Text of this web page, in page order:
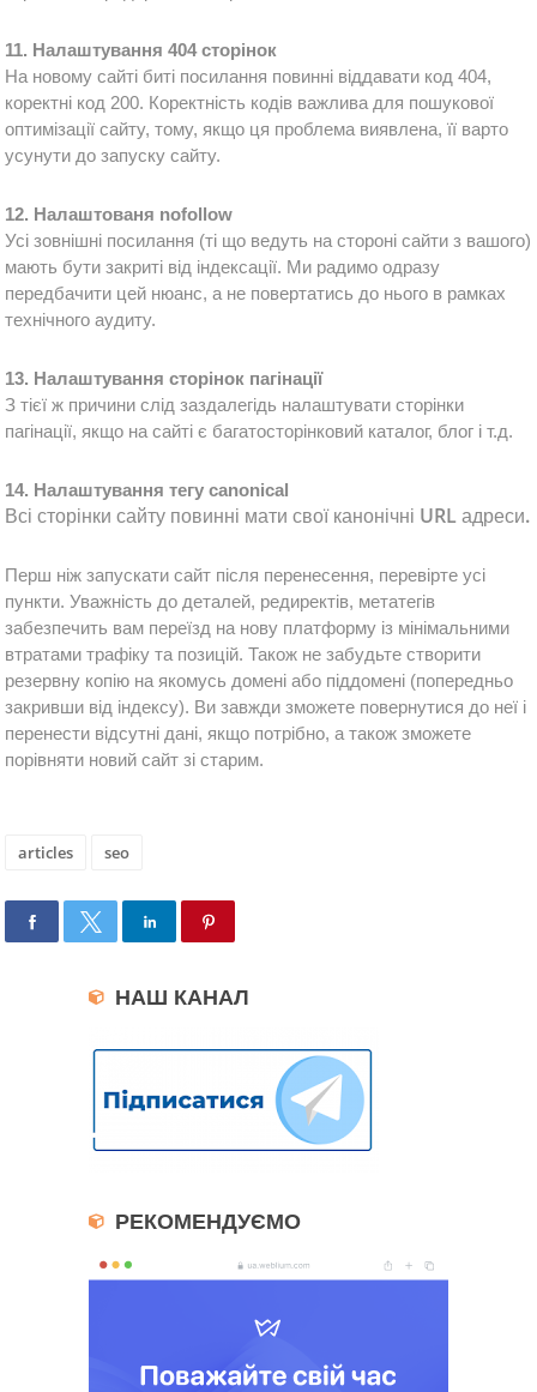
11. Налаштування 404 сторінок
На новому сайті биті посилання повинні віддавати код 404,
коректні код 200. Коректність кодів важлива для пошукової
оптимізації сайту, тому, якщо ця проблема виявлена, її варто
усунути до запуску сайту.
12. Налаштованя nofollow
Усі зовнішні посилання (ті що ведуть на стороні сайти з вашого)
мають бути закриті від індексації. Ми радимо одразу
передбачити цей нюанс, а не повертатись до нього в рамках
технічного аудиту.
13. Налаштування сторінок пагінації
З тієї ж причини слід заздалегідь налаштувати сторінки
пагінації, якщо на сайті є багатосторінковий каталог, блог і т.д.
14. Налаштування тегу canonical
Всі сторінки сайту повинні мати свої канонічні URL адреси.
Перш ніж запускати сайт після перенесення, перевірте усі
пункти. Уважність до деталей, редиректів, метатегів
забезпечить вам переїзд на нову платформу із мінімальними
втратами трафіку та позицій. Також не забудьте створити
резервну копію на якомусь домені або піддомені (попередньо
закривши від індексу). Ви завжди зможете повернутися до неї і
перенести відсутні дані, якщо потрібно, а також зможете
порівняти новий сайт зі старим.
articles seo
НАШ КАНАЛ
РЕКОМЕНДУЄМО